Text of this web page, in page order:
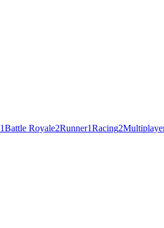
1Battle Royale2Runner1Racing2